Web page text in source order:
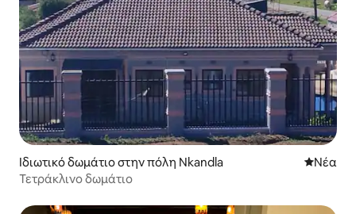
Ιδιωτικό δωμάτιο στην πόλη Nkandla Νέος
Νέα
Τετράκλινο δωμάτιο